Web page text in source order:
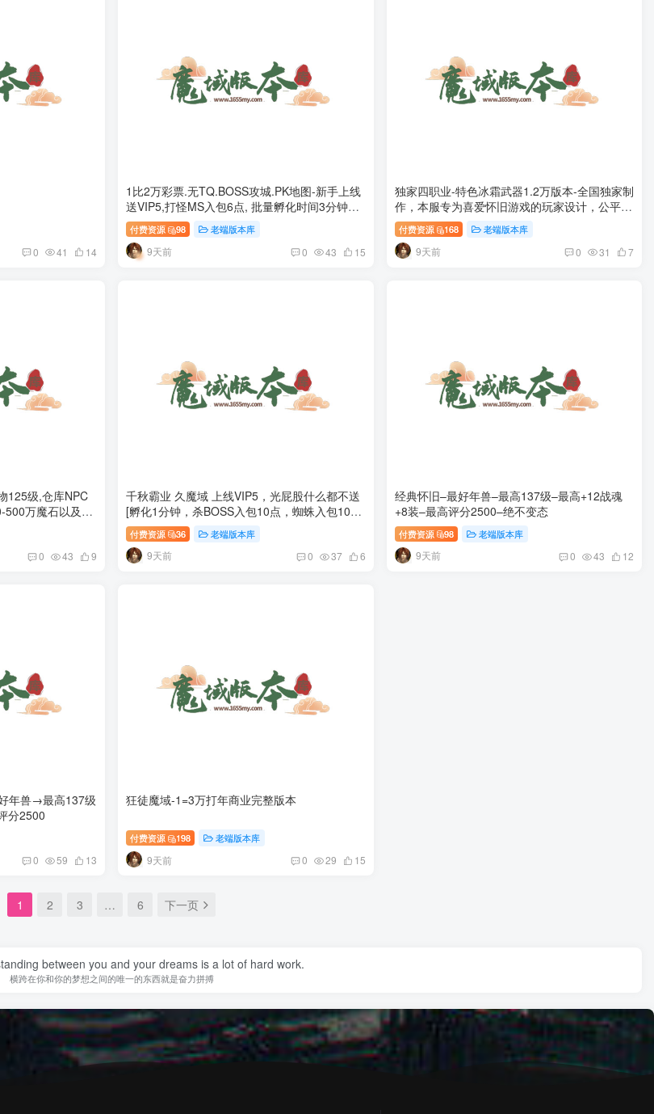
0 41 14
1比2万彩票.无TQ.BOSS攻城.PK地图-新手上线
送VIP5,打怪MS入包6点, 批量孵化时间3分钟！
E-BOX功能开放（玩家要学会用哟）
付费资源 98 老端版本库
9天前 0 43 15
独家四职业-特色冰霜武器1.2万版本-全国独家制
作，本服专为喜爱怀旧游戏的玩家设计，公平公
正，长久开放，草根玩家的快乐
付费资源 168 老端版本库
9天前 0 31 7
125级,仓库NPC
500万魔石以及本
力
0 43 9
千秋霸业 久魔域 上线VIP5，光屁股什么都不送
[孵化1分钟，杀BOSS入包10点，蜘蛛入包100
点，随身NPC转送！]
付费资源 36 老端版本库
9天前 0 37 6
经典怀旧–最好年兽–最高137级–最高+12战魂
+8装–最高评分2500–绝不变态
付费资源 98 老端版本库
9天前 0 43 12
年兽→最高137级
分2500
0 59 13
狂徒魔域-1=3万打年商业完整版本
付费资源 198 老端版本库
9天前 0 29 15
1 2 3 … 6 下一页
between you and your dreams is a lot of hard work.
横跨在你和你的梦想之间的唯一的东西就是奋力拼搏